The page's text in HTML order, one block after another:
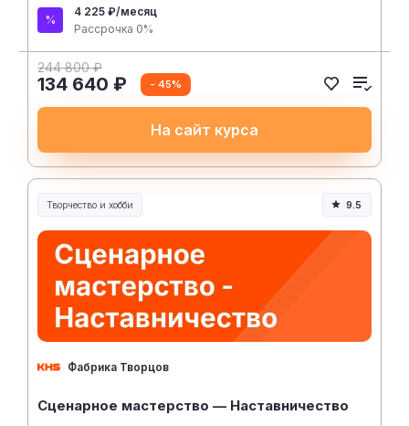
4 225 ₽/месяц
Рассрочка 0%
244 800 ₽
134 640 ₽ - 45%
На сайт курса
Творчество и хобби
Творчество, контент и хобби
9.5
Фабрика Творцов
Сценарное мастерство — Наставничество